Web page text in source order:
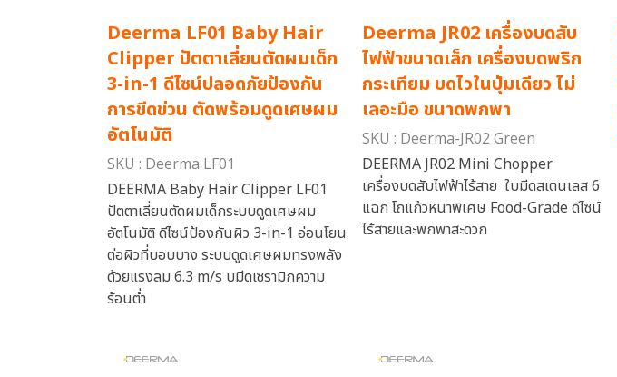
Deerma LF01 Baby Hair
Clipper ปัตตาเลี่ยนตัดผมเด็ก
3-in-1 ดีไซน์ปลอดภัยป้องกัน
การขีดข่วน ตัดพร้อมดูดเศษผม
อัตโนมัติ
SKU : Deerma LF01
DEERMA Baby Hair Clipper LF01
ปัตตาเลี่ยนตัดผมเด็กระบบดูดเศษผม
อัตโนมัติ ดีไซน์ป้องกันผิว 3-in-1 อ่อนโยน
ต่อผิวที่บอบบาง ระบบดูดเศษผมทรงพลัง
ด้วยแรงลม 6.3 m/s บมีดเซรามิกความ
ร้อนต่ำ
Deerma JR02 เครื่องบดสับ
ไฟฟ้าขนาดเล็ก เครื่องบดพริก
กระเทียม บดไวในปุ่มเดียว ไม่
เลอะมือ ขนาดพกพา
SKU : Deerma-JR02 Green
DEERMA JR02 Mini Chopper
เครื่องบดสับไฟฟ้าไร้สาย ใบมีดสเตนเลส 6
แฉก โถแก้วหนาพิเศษ Food-Grade ดีไซน์
ไร้สายและพกพาสะดวก